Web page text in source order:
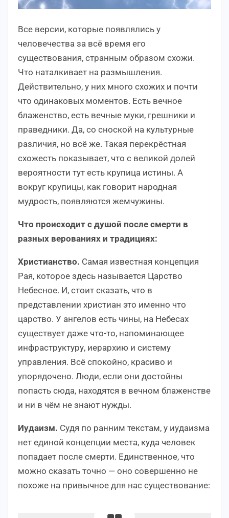
Все версии, которые появлялись у
человечества за всё время его
существования, странным образом схожи.
Что наталкивает на размышления.
Действительно, у них много схожих и почти
что одинаковых моментов. Есть вечное
блаженство, есть вечные муки, грешники и
праведники. Да, со сноской на культурные
различия, но всё же. Такая перекрёстная
схожесть показывает, что с великой долей
вероятности тут есть крупица истины. А
вокруг крупицы, как говорит народная
мудрость, появляются жемчужины.
Что происходит с душой после смерти в
разных верованиях и традициях:
Христианство. Самая известная концепция
Рая, которое здесь называется Царство
Небесное. И, стоит сказать, что в
представлении христиан это именно что
царство. У ангелов есть чины, на Небесах
существует даже что-то, напоминающее
инфраструктуру, иерархию и систему
управления. Всё спокойно, красиво и
упорядочено. Люди, если они достойны
попасть сюда, находятся в вечном блаженстве
и ни в чём не знают нужды.
Иудаизм. Судя по ранним текстам, у иудаизма
нет единой концепции места, куда человек
попадает после смерти. Единственное, что
можно сказать точно — оно совершенно не
похоже на привычное для нас существование: